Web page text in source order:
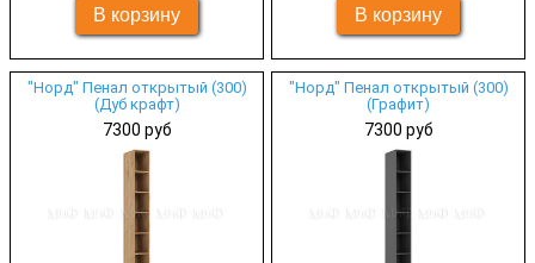
"Норд" Пенал открытый (300)
(Дуб крафт)
7300 руб
"Норд" Пенал открытый (300)
(Графит)
7300 руб